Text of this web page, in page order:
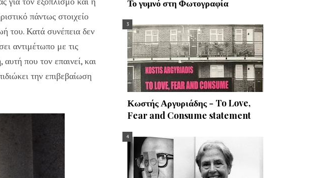
πάντως στοιχείο
του. Κατά συνέπεια δεν
αντιμέτωπο με τις
αυτή που τον επαινεί, και
την επιβεβαίωση
Το γυμνό στη Φωτογραφία
Κωστής Αργυριάδης - To Love,
Fear and Consume statement